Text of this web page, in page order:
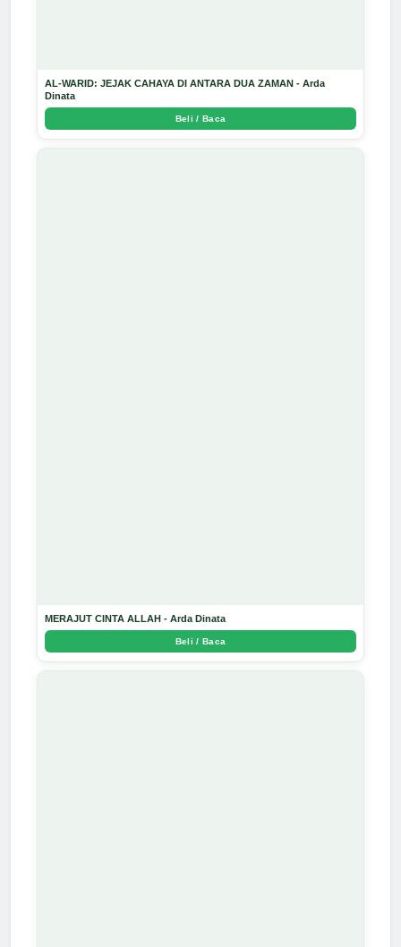
AL-WARID: JEJAK CAHAYA DI ANTARA DUA ZAMAN - Arda
Dinata
Beli / Baca
MERAJUT CINTA ALLAH - Arda Dinata
Beli / Baca